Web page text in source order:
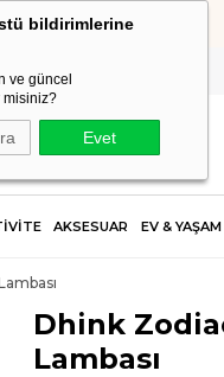
bildirimlerine
ve güncel
misiniz?
Evet
AKSESUAR EV & YAŞAM
Dhink
Lambası